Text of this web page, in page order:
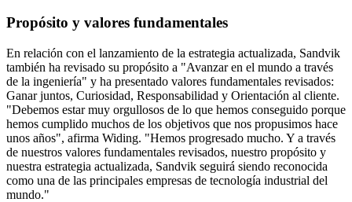
Propósito y valores fundamentales
En relación con el lanzamiento de la estrategia actualizada, Sandvik
también ha revisado su propósito a "Avanzar en el mundo a través
de la ingeniería" y ha presentado valores fundamentales revisados:
Ganar juntos, Curiosidad, Responsabilidad y Orientación al cliente.
"Debemos estar muy orgullosos de lo que hemos conseguido porque
hemos cumplido muchos de los objetivos que nos propusimos hace
unos años", afirma Widing. "Hemos progresado mucho. Y a través
de nuestros valores fundamentales revisados, nuestro propósito y
nuestra estrategia actualizada, Sandvik seguirá siendo reconocida
como una de las principales empresas de tecnología industrial del
mundo."